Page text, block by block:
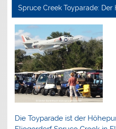
Spruce Creek Toyparade: Der
Die Toyparade ist der